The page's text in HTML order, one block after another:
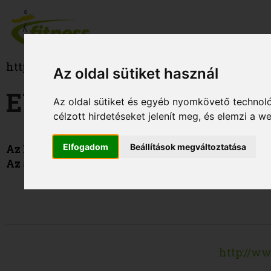
Az oldal sütiket használ
Az oldal sütiket és egyéb nyomkövető
célzott hirdetéseket jelenít meg, és elemzi a
Elfogadom Beállítások megváltoztatása
http://www.fitness.hu
EURO-PASS
Az EUROPASS bizonyítvány-kiegészítőket
Az angol nyelvű bizonyítvány-kiegészítőt
http://